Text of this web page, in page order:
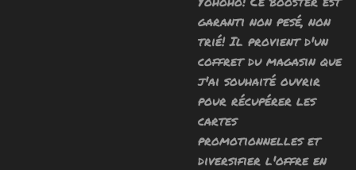
garanti non pesé, non
trié! Il provient d'un
coffret du magasin que
j'ai souhaité ouvrir
pour récupérer les
cartes
promotionnelles et
diversifier l'offre en